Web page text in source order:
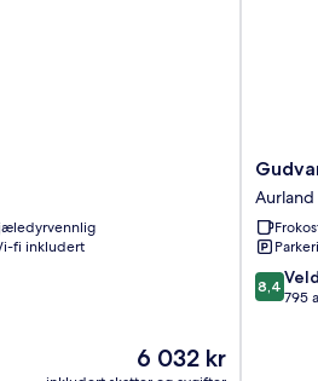
fi inkludert
Prisen
er
6 032 kr
Fjordtell
Aurland
Aurland
8.4
av
8,4
795